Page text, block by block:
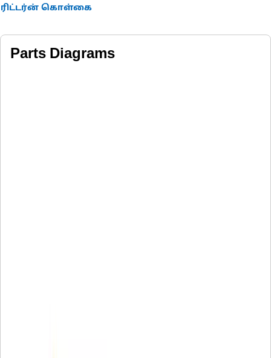
ரிட்டர்ன் கொள்கை
Parts Diagrams